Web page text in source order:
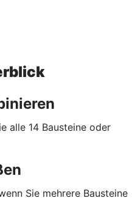
alle 14 Bausteine oder
Sie mehrere Bausteine